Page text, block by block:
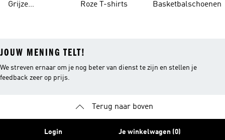
Grijze
Roze T-shirts Basketbalschoenen
JOUW MENING TELT!
We streven ernaar om je nog beter van dienst te zijn en stellen je
feedback zeer op prijs.
Terug naar boven
Login Je winkelwagen (0)